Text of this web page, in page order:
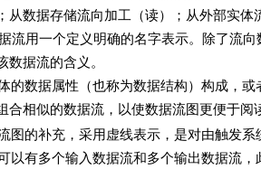
从数据存储流向加工（读）；从外部实
用一个定义明确的名字表示。除了流向
据流的含义。
数据属性（也称为数据结构）构成，或
合相似的数据流，以使数据流图更便于阅
的补充，采用虚线表示，是对由触发系
有多个输入数据流和多个输出数据流，